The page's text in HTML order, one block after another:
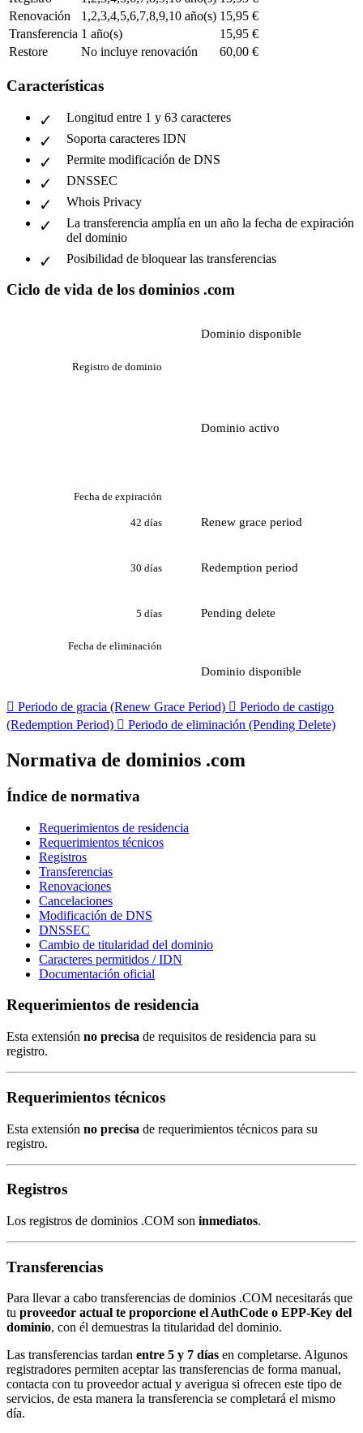
Renovación
1,2,3,4,5,6,7,8,9,10 año(s) 15,95 €
Transferencia 1 año(s)
15,95 €
Restore
No incluye renovación 60,00 €
Características
Longitud entre 1 y 63 caracteres
Soporta caracteres IDN
Permite modificación de DNS
DNSSEC
Whois Privacy
La transferencia amplía en un año la fecha de expiración
del dominio
Posibilidad de bloquear las transferencias
Ciclo de vida de los dominios .com
Dominio disponible
Registro de dominio
Dominio activo
Fecha de expiración
42 días Renew grace period
30 días Redemption period
5 días Pending delete
Fecha de eliminación
Dominio disponible
 Periodo de gracia (Renew Grace Period)  Periodo de castigo
(Redemption Period)  Periodo de eliminación (Pending Delete)
Normativa de dominios .com
Índice de normativa
Requerimientos de residencia
Requerimientos técnicos
Registros
Transferencias
Renovaciones
Cancelaciones
Modificación de DNS
DNSSEC
Cambio de titularidad del dominio
Caracteres permitidos / IDN
Documentación oficial
Requerimientos de residencia
Esta extensión no precisa de requisitos de residencia para su
registro.
Requerimientos técnicos
Esta extensión no precisa de requerimientos técnicos para su
registro.
Registros
Los registros de dominios .COM son inmediatos.
Transferencias
Para llevar a cabo transferencias de dominios .COM necesitarás que
tu proveedor actual te proporcione el AuthCode o EPP-Key del
dominio, con él demuestras la titularidad del dominio.
Las transferencias tardan entre 5 y 7 días en completarse. Algunos
registradores permiten aceptar las transferencias de forma manual,
contacta con tu proveedor actual y averigua si ofrecen este tipo de
servicios, de esta manera la transferencia se completará el mismo
día.